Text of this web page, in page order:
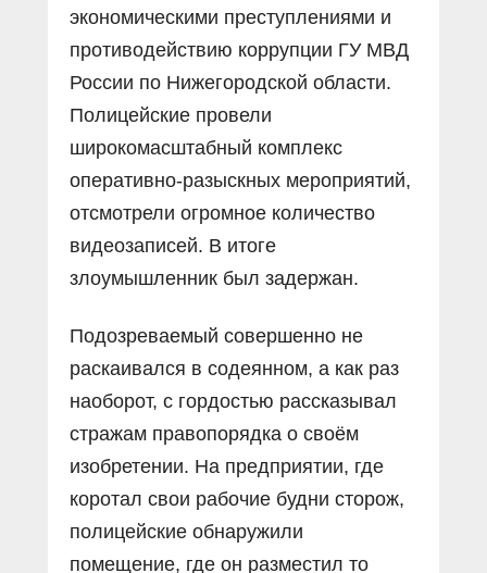
экономическими преступлениями и
противодействию коррупции ГУ МВД
России по Нижегородской области.
Полицейские провели
широкомасштабный комплекс
оперативно-разыскных мероприятий,
отсмотрели огромное количество
видеозаписей. В итоге
злоумышленник был задержан.
Подозреваемый совершенно не
раскаивался в содеянном, а как раз
наоборот, с гордостью рассказывал
стражам правопорядка о своём
изобретении. На предприятии, где
коротал свои рабочие будни сторож,
полицейские обнаружили
помещение, где он разместил то